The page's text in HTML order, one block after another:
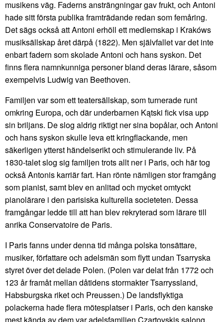
musikens väg. Faderns ansträngningar gav frukt, och Antoni
hade sitt första publika framträdande redan som femåring.
Det sägs också att Antoni erhöll ett medlemskap i Krakóws
musiksällskap året därpå (1822). Men självfallet var det inte
enbart fadern som skolade Antoni och hans syskon. Det
finns flera namnkunniga personer bland deras lärare, såsom
exempelvis Ludwig van Beethoven.
Familjen var som ett teatersällskap, som turnerade runt
omkring Europa, och där underbarnen Kątski fick visa upp
sin briljans. De slog aldrig riktigt ner sina bopålar, och Antoni
och hans syskon skulle leva ett kringflackande, men
säkerligen ytterst händelserikt och stimulerande liv. På
1830-talet slog sig familjen trots allt ner i Paris, och här tog
också Antonis karriär fart. Han rönte nämligen stor framgång
som pianist, samt blev en anlitad och mycket omtyckt
pianolärare i den parisiska kulturella societeten. Dessa
framgångar ledde till att han blev rekryterad som lärare till
anrika Conservatoire de Paris.
I Paris fanns under denna tid många polska tonsättare,
musiker, författare och adelsmän som flytt undan Tsarryska
styret över det delade Polen. (Polen var delat från 1772 och
123 år framåt mellan dåtidens stormakter Tsarryssland,
Habsburgska riket och Preussen.) De landsflyktiga
polackerna hade flera mötesplatser i Paris, och den kanske
mest kända av dem var adelsfamiljen Czartovskis salong.